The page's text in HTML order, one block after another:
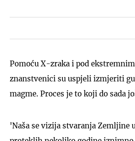
Pomoću X-zraka i pod
znanstvenici su uspjeli izmjeriti
magme. Proces je to koji do sada
'Naša se vizija stvaranja Zemljine